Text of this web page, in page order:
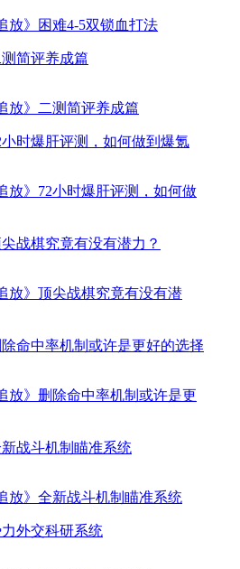
测简评养成篇
小时爆肝评测，如何做到爆氪
战棋究竟有没有潜力？
除命中率机制或许是更好的选择
新战斗机制瞄准系统
力外交科研系统